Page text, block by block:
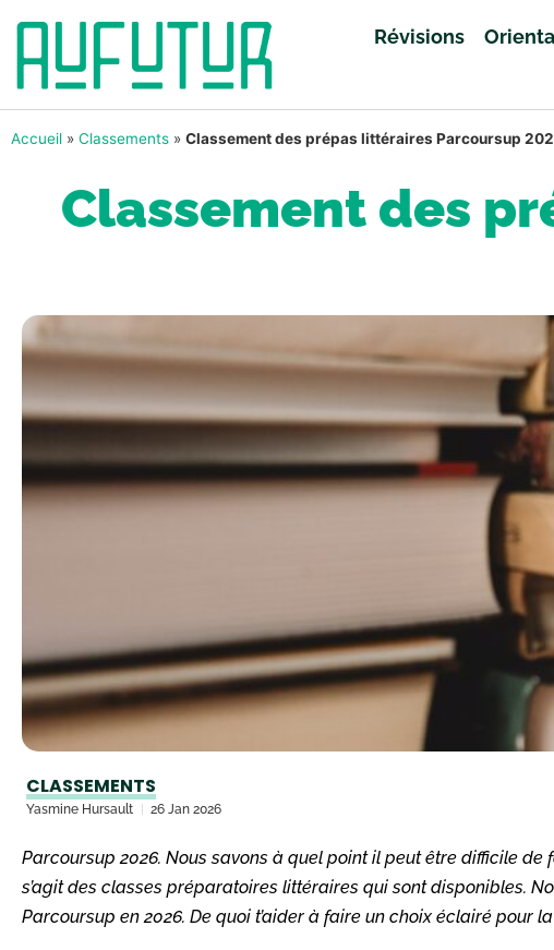
Révisions
Accueil » Classements » Classement des prépas littéraires Parcoursup
Classement des
CLASSEMENTS
Yasmine Hursault 26 Jan 2026
Parcoursup 2026. Nous savons à quel point il peut être difficile
s’agit des classes préparatoires littéraires qui sont disponibles.
Parcoursup en 2026. De quoi t’aider à faire un choix éclairé pour